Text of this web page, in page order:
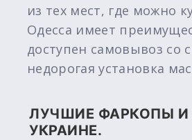
из тех мест, где можно
Одесса имеет
доступен самовывоз со
недорогая установка
ЛУЧШИЕ ФАРКОПЫ И
УКРАИНЕ.